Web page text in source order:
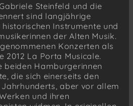
Steinfeld und die
sind langjährige
Instrumente und
der Alten Musik.
Konzerten als
2012 La Porta Musicale.
beiden Hamburgerinnen
die sich einerseits den
Jahrhunderts, aber vor allem
und ihren